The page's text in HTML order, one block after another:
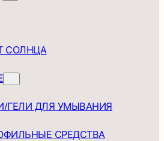
СОЛНЦА
ГЕЛИ ДЛЯ УМЫВАНИЯ
СРЕДСТВА